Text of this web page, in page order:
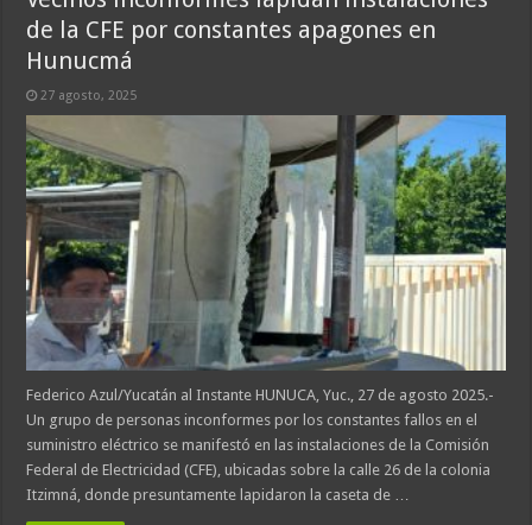
de la CFE por constantes apagones en
Hunucmá
27 agosto, 2025
Federico Azul/Yucatán al Instante HUNUCA, Yuc., 27 de agosto 2025.-
Un grupo de personas inconformes por los constantes fallos en el
suministro eléctrico se manifestó en las instalaciones de la Comisión
Federal de Electricidad (CFE), ubicadas sobre la calle 26 de la colonia
Itzimná, donde presuntamente lapidaron la caseta de …